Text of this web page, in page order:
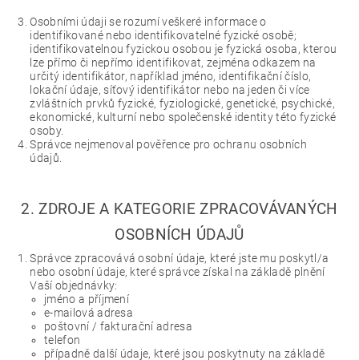
Osobními údaji se rozumí veškeré informace o
identifikované nebo identifikovatelné fyzické osobě;
identifikovatelnou fyzickou osobou je fyzická osoba, kterou
lze přímo či nepřímo identifikovat, zejména odkazem na
určitý identifikátor, například jméno, identifikační číslo,
lokační údaje, síťový identifikátor nebo na jeden či více
zvláštních prvků fyzické, fyziologické, genetické, psychické,
ekonomické, kulturní nebo společenské identity této fyzické
osoby.
Správce nejmenoval pověřence pro ochranu osobních
údajů.
2. ZDROJE A KATEGORIE ZPRACOVÁVANÝCH
OSOBNÍCH ÚDAJŮ
Správce zpracovává osobní údaje, které jste mu poskytl/a
nebo osobní údaje, které správce získal na základě plnění
Vaší objednávky:
jméno a příjmení
e-mailová adresa
poštovní / fakturační adresa
telefon
případně další údaje, které jsou poskytnuty na základě